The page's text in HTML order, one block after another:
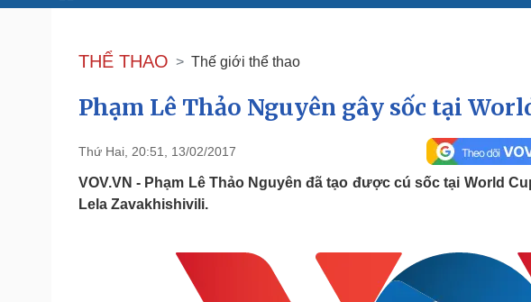
Đảng
Tổ chức nhân sự
Nhận diện sự thật
Tin 24h
Dấu ấn VOV
Pháp luật
Vụ án
Quân sự - Quốc phòng
Thể thao
eSports
THỂ THAO Thế giới thể thao
Phạm Lê Thảo Nguyên gây sốc tại
Thứ Hai, 20:51, 13/02/2017
VOV.VN - Phạm Lê Thảo Nguyên đã tạo được cú sốc tại World
Lela Zavakhishivili.